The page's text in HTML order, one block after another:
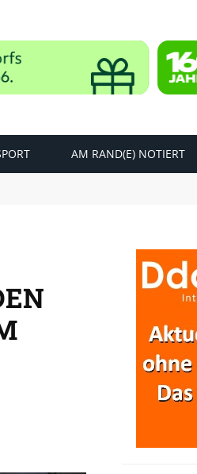
AM RAND(E) NOTIERT